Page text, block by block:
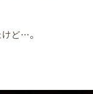
ど…。